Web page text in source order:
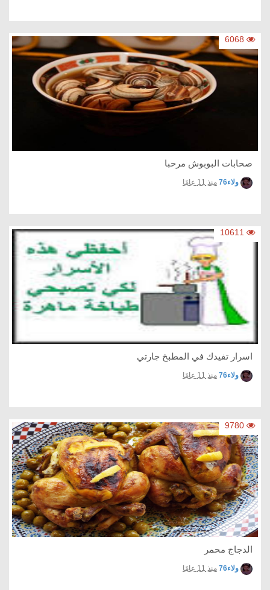
6068
صحابات البوبوش مرحبا
ولاء76 منذ 11 عامًا
10611
اسرار تفيدك في المطبخ جارتي
ولاء76 منذ 11 عامًا
9780
الدجاج محمر
ولاء76 منذ 11 عامًا